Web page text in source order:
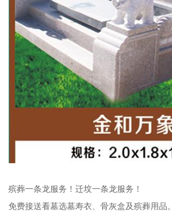
殡葬一条龙服务！迁坟一条龙服务！
免费接送看墓选墓寿衣、骨灰盒及殡葬用品。